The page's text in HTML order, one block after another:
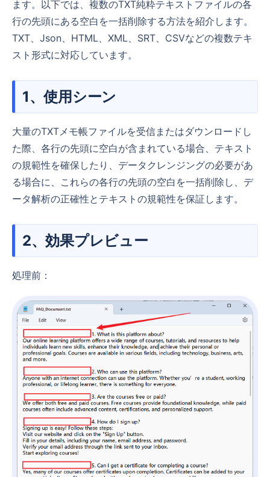
ます。以下では、複数のTXT純粋テキストファイルの各
行の先頭にある空白を一括削除する方法を紹介します。
TXT、Json、HTML、XML、SRT、CSVなどの複数テキ
スト形式に対応しています。
1、使用シーン
大量のTXTメモ帳ファイルを受信またはダウンロードし
た際、各行の先頭に空白が含まれている場合、テキスト
の規範性を確保したり、データクレンジングの必要があ
る場合に、これらの各行の先頭の空白を一括削除し、デ
ータ解析の正確性とテキストの規範性を保証します。
2、効果プレビュー
処理前：